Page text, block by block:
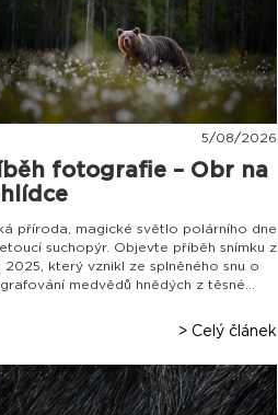
5/08/2026
fotografie – Obr na
příroda, magické světlo polárního dne
suchopýr. Objevte příběh snímku z
2025, který vznikl ze splněného snu o
medvědů hnědých z těsné...
> Celý článek